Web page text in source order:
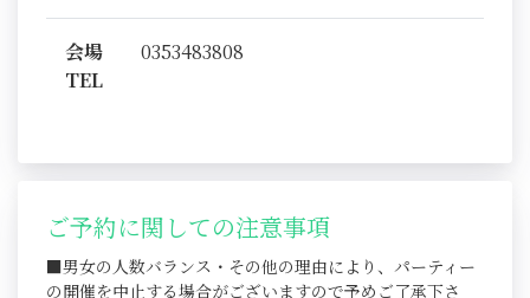
会場
TEL
0353483808
ご予約に関しての注意事項
■男女の人数バランス・その他の理由により、パーティー
の開催を中止する場合がございますので予めご了承下さ